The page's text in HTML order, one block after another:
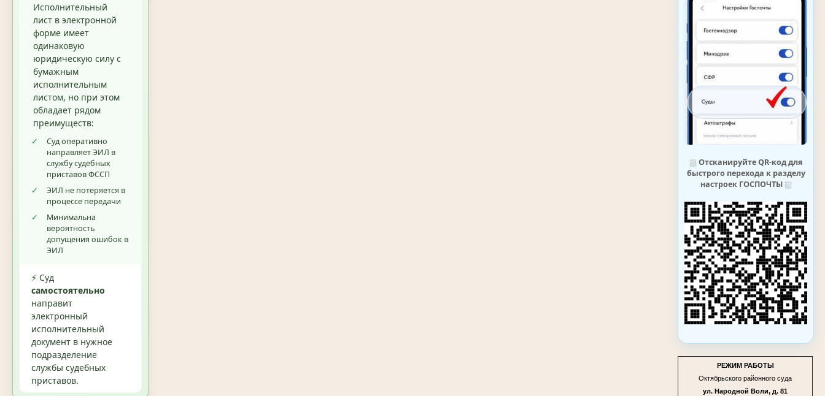
Исполнительный
лист в электронной
форме имеет
одинаковую
юридическую силу с
бумажным
исполнительным
листом, но при этом
обладает рядом
преимуществ:
✓
Суд оперативно
направляет ЭИЛ в
службу судебных
приставов ФССП
✓
ЭИЛ не потеряется в
процессе передачи
✓
Минимальна
вероятность
допущения ошибок в
ЭИЛ
⚡ Суд
самостоятельно
направит
электронный
исполнительный
документ в нужное
подразделение
службы судебных
приставов.
⛆ Отсканируйте QR-код для
быстрого перехода к разделу
настроек ГОСПОЧТЫ⛆
РЕЖИМ РАБОТЫ
Октябрьского районного суда
ул. Народной Воли, д. 81